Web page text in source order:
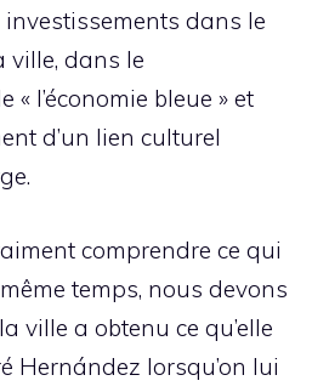
dans le
ville, dans le
« l’économie bleue » et
d’un lien culturel
comprendre ce qui
même temps, nous devons
ville a obtenu ce qu’elle
Hernández lorsqu’on lui